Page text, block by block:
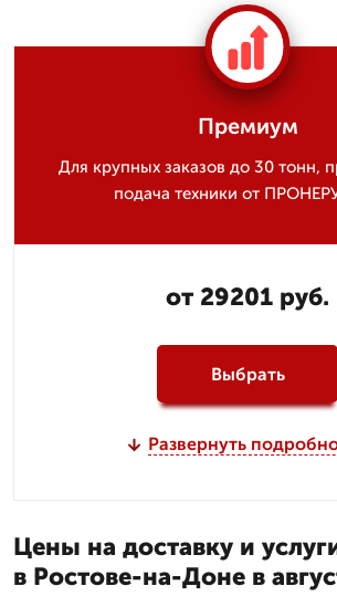
Премиум
Для крупных заказов до 30 тонн,
подача техники от
от 29201 руб.
Выбрать
Развернуть
Цены на доставку и
в Ростове-на-Доне в